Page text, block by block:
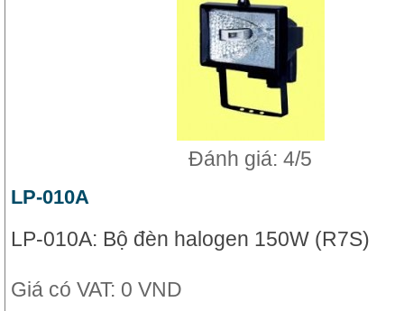
Đánh giá: 4/5
LP-010A
LP-010A: Bộ đèn halogen 150W (R7S)
Giá có VAT: 0 VND